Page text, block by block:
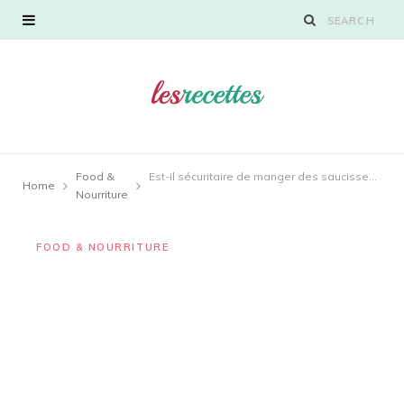
Home
Food &
Nourriture
Est-il sécuritaire de manger des saucisses qui ont été congelées pendant 2 ans ?
FOOD & NOURRITURE